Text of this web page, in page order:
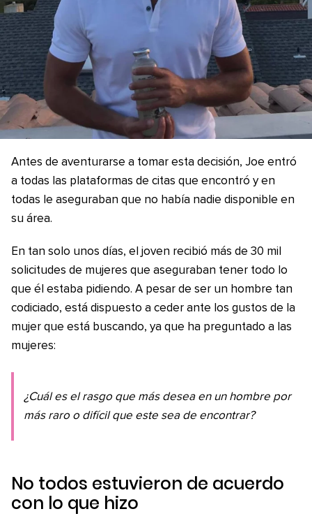
Antes de aventurarse a tomar esta decisión, Joe entró
a todas las plataformas de citas que encontró y en
todas le aseguraban que no había nadie disponible en
su área.
En tan solo unos días, el joven recibió más de 30 mil
solicitudes de mujeres que aseguraban tener todo lo
que él estaba pidiendo. A pesar de ser un hombre tan
codiciado, está dispuesto a ceder ante los gustos de la
mujer que está buscando, ya que ha preguntado a las
mujeres:
¿Cuál es el rasgo que más desea en un hombre por
más raro o difícil que este sea de encontrar?
No todos estuvieron de acuerdo
con lo que hizo